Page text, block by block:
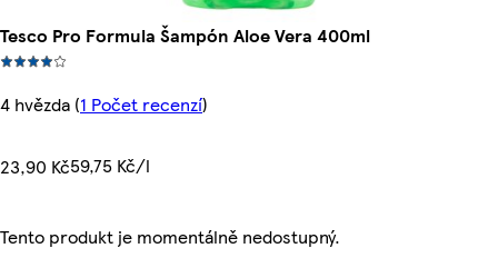
Tesco Pro Formula Šampón Aloe Vera 400ml
4 hvězda (1 Počet recenzí)
23,90 Kč59,75 Kč/l
Tento produkt je momentálně nedostupný.